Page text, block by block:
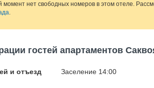
момент нет свободных номеров в этом отеле.
.
гостей апартаментов
и отъезд Заселение 14:00